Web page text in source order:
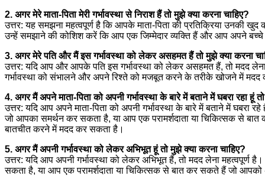
2. अगर मेरे माता-पिता मेरी गर्भावस्था से निराश हैं तो मुझे क्या करना चाहिए?
उत्तर: यह समझना महत्वपूर्ण है कि आपके माता-पिता की प्रतिक्रिया उनकी
उन्हें समझाने की कोशिश करें कि आप एक जिम्मेदार व्यक्ति हैं और आप अपने
3. अगर मेरे पति और मैं इस गर्भावस्था को लेकर असहमत हैं तो मुझे क्या करना
उत्तर: यदि आप और आपके पति इस गर्भावस्था को लेकर असहमत हैं, तो मदद
गर्भावस्था को संभालने और अपने रिश्ते को मजबूत करने के तरीके खोजने में
4. अगर मैं अपने माता-पिता को अपनी गर्भावस्था के बारे में बताने में घबरा रहा हूं
उत्तर: यदि आप अपने माता-पिता को अपनी गर्भावस्था के बारे में बताने में
जो आपका समर्थन कर सकता है, या आप एक परामर्शदाता या चिकित्सक से
बातचीत करने में मदद कर सकता है।
5. अगर मैं अपनी गर्भावस्था को लेकर अभिभूत हूं तो मुझे क्या करना चाहिए?
उत्तर: यदि आप अपनी गर्भावस्था को लेकर अभिभूत हैं, तो मदद लेना
सकता है, या आप एक परामर्शदाता या चिकित्सक से बात कर सकते हैं जो